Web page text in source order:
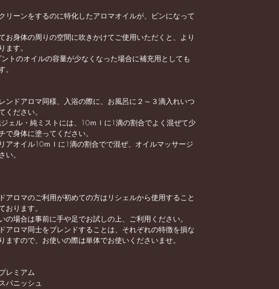
リーンをするのに特化したアロマオイルが、ビンになって
お身体の周りの空間に吹きかけてご使用いただくと、より
ます。
トのオイルの容量が少なくなった場合に補充用としても
。
ンドアロマ同様、入浴の際に、お風呂に２～３滴入れいつ
ください。
ジェル・純ミストには、10ｍｌに1滴の割合でよく混ぜて少
で身体に塗ってください。
アオイル10ｍｌに1滴の割合でで混ぜ、オイルマッサージ
い。
アロマのご利用が初めての方はリシェルから使用すること
おります。
の場合は事前に手や足でお試しの上、ご利用ください。
アロマ同士をブレンドすることは、それぞれの特徴を損な
ますので、お使いの際は単体でお使いくださいませ。
レミアム
パニッシュ